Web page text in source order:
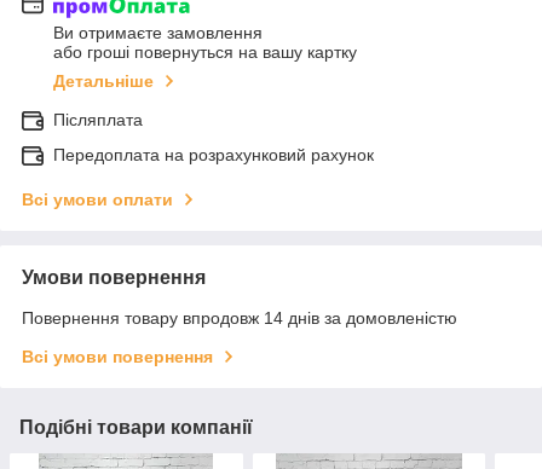
Ви отримаєте замовлення
або гроші повернуться на вашу картку
Детальніше
Післяплата
Передоплата на розрахунковий рахунок
Всі умови оплати
Умови повернення
Повернення товару впродовж 14 днів за домовленістю
Всі умови повернення
Подібні товари компанії